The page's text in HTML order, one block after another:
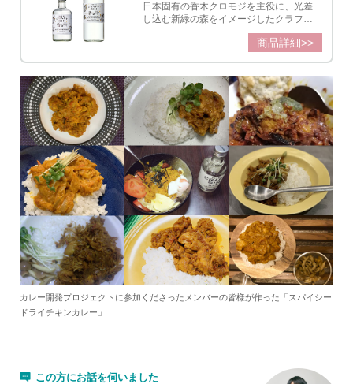
日本固有の香木クロモジを主役に、光差
し込む新緑の森をイメージしたクラフト
ジン「香の雫」。風が吹くように、スー
ッと抜ける若々しい樹木の香りは、心軽
商品詳細>>
カレー開発プロジェクトに参加くださったメンバーの皆様が作った「スパイシー
ドライチキンカレー」
この方にお話を伺いました